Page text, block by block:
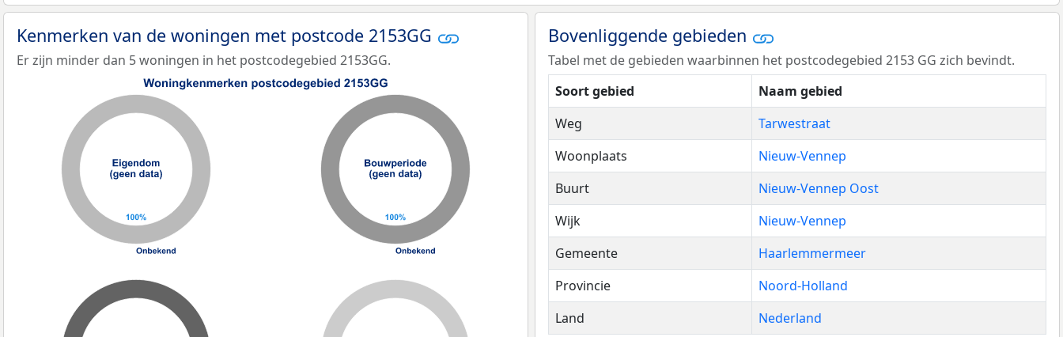
Kenmerken van de woningen met postcode 2153GG
Er zijn minder dan 5 woningen in het postcodegebied 2153GG.
Bovenliggende gebieden
Tabel met de gebieden waarbinnen het postcodegebied 2153 GG zich bevindt.
Soort gebied
Naam gebied
Weg
Tarwestraat
Woonplaats
Nieuw-Vennep
Buurt
Nieuw-Vennep Oost
Wijk
Nieuw-Vennep
Gemeente
Haarlemmermeer
Provincie
Noord-Holland
Land
Nederland